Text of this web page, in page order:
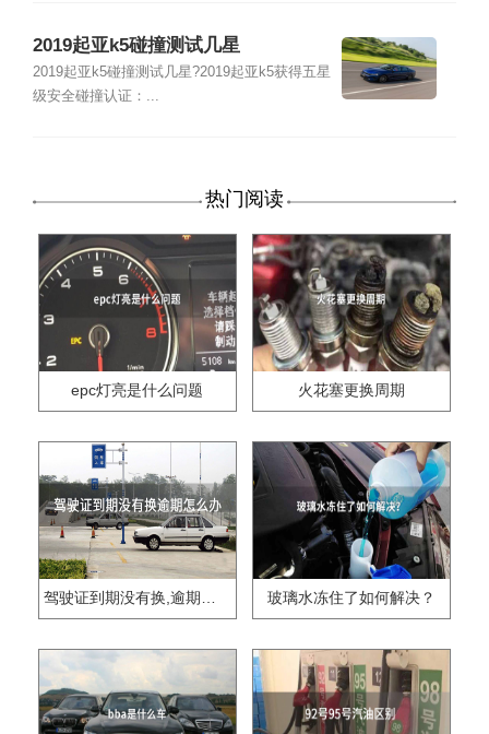
2019起亚k5碰撞测试几星
2019起亚k5碰撞测试几星?2019起亚k5获得五星
级安全碰撞认证：...
热门阅读
epc灯亮是什么问题 火花塞更换周期
驾驶证到期没有换,逾期怎么办?? 玻璃水冻住了如何解决？